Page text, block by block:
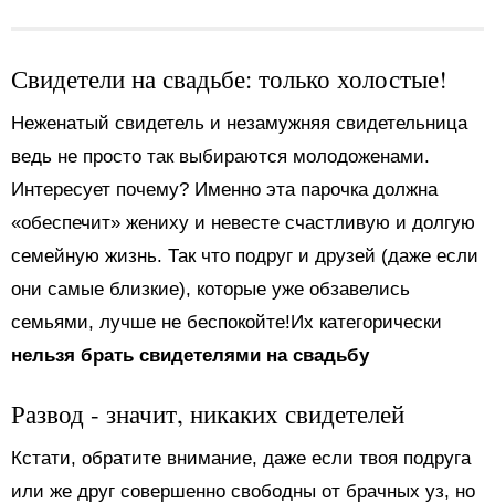
Свидетели на свадьбе: только холостые!
Неженатый свидетель и незамужняя свидетельница
ведь не просто так выбираются молодоженами.
Интересует почему? Именно эта парочка должна
«обеспечит» жениху и невесте счастливую и долгую
семейную жизнь. Так что подруг и друзей (даже если
они самые близкие), которые уже обзавелись
семьями, лучше не беспокойте!Их категорически
нельзя брать свидетелями на свадьбу
Развод - значит, никаких свидетелей
Кстати, обратите внимание, даже если твоя подруга
или же друг совершенно свободны от брачных уз, но